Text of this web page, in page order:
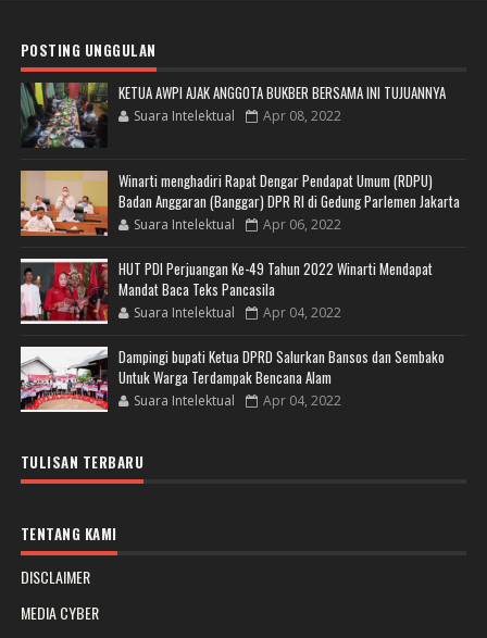
POSTING UNGGULAN
KETUA AWPI AJAK ANGGOTA BUKBER BERSAMA INI TUJUANNYA
Suara Intelektual Apr 08, 2022
Winarti menghadiri Rapat Dengar Pendapat Umum (RDPU)
Badan Anggaran (Banggar) DPR RI di Gedung Parlemen Jakarta
Suara Intelektual Apr 06, 2022
HUT PDI Perjuangan Ke-49 Tahun 2022 Winarti Mendapat
Mandat Baca Teks Pancasila
Suara Intelektual Apr 04, 2022
Dampingi bupati Ketua DPRD Salurkan Bansos dan Sembako
Untuk Warga Terdampak Bencana Alam
Suara Intelektual Apr 04, 2022
TULISAN TERBARU
TENTANG KAMI
DISCLAIMER
MEDIA CYBER